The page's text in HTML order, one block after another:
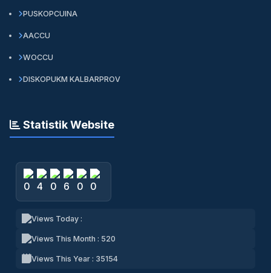
PUSKOPCUINA
AACCU
WOCCU
DISKOPUKM KALBARPROV
Statistik Website
Views Today :
Views This Month : 520
Views This Year : 35154